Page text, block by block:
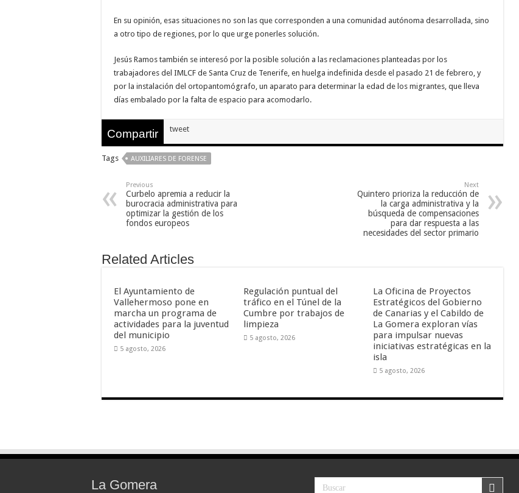
En su opinión, esas situaciones no son las que corresponden a una comunidad autónoma desarrollada, sino
a otro tipo de regiones, por lo que urge ponerles solución.
Jesús Ramos también se interesó por la posible solución a las reclamaciones planteadas por los
trabajadores del IMLCF de Santa Cruz de Tenerife, en huelga indefinida desde el pasado 21 de febrero, y
por la instalación del ortopantomógrafo, un aparato para determinar la edad de los migrantes, que lleva
días embalado por la falta de espacio para acomodarlo.
Compartir tweet
Tags AUXILIARES DE FORENSE
Previous
Curbelo apremia a reducir la
burocracia administrativa para
optimizar la gestión de los
fondos europeos
Next
Quintero prioriza la reducción de
la carga administrativa y la
búsqueda de compensaciones
para dar respuesta a las
necesidades del sector primario
Related Articles
El Ayuntamiento de
Vallehermoso pone en
marcha un programa de
actividades para la juventud
del municipio
5 agosto, 2026
Regulación puntual del
tráfico en el Túnel de la
Cumbre por trabajos de
limpieza
5 agosto, 2026
La Oficina de Proyectos
Estratégicos del Gobierno
de Canarias y el Cabildo de
La Gomera exploran vías
para impulsar nuevas
iniciativas estratégicas en la
isla
5 agosto, 2026
La Gomera